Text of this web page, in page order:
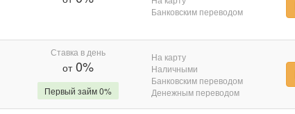
Банковским переводом
Ставка в день
от0%
Первый займ 0%
На карту
Наличными
Банковским переводом
Денежным переводом